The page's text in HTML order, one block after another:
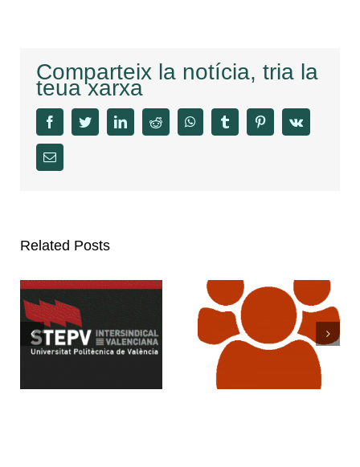
Comparteix la notícia, tria la
teua xarxa
facebooktwitter linkedinreddit whatsapptumblr pinterestvk
Email
Related Posts